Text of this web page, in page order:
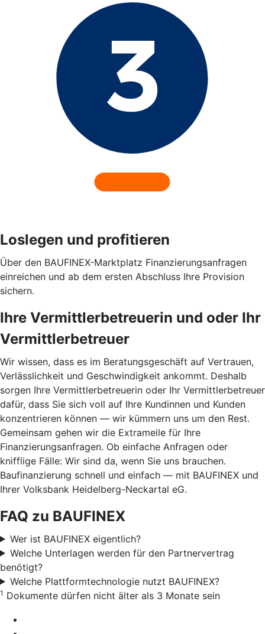
Loslegen und profitieren
Über den BAUFINEX-Marktplatz Finanzierungsanfragen
einreichen und ab dem ersten Abschluss Ihre Provision
sichern.
Ihre Vermittlerbetreuerin und oder Ihr
Vermittlerbetreuer
Wir wissen, dass es im Beratungsgeschäft auf Vertrauen,
Verlässlichkeit und Geschwindigkeit ankommt. Deshalb
sorgen Ihre Vermittlerbetreuerin oder Ihr Vermittlerbetreuer
dafür, dass Sie sich voll auf Ihre Kundinnen und Kunden
konzentrieren können — wir kümmern uns um den Rest.
Gemeinsam gehen wir die Extrameile für Ihre
Finanzierungsanfragen. Ob einfache Anfragen oder
knifflige Fälle: Wir sind da, wenn Sie uns brauchen.
Baufinanzierung schnell und einfach — mit BAUFINEX und
Ihrer Volksbank Heidelberg-Neckartal eG.
FAQ zu BAUFINEX
Wer ist BAUFINEX eigentlich?
Welche Unterlagen werden für den Partnervertrag
benötigt?
Welche Plattformtechnologie nutzt BAUFINEX?
1 Dokumente dürfen nicht älter als 3 Monate sein